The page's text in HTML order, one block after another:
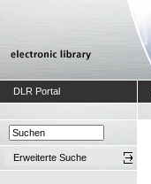
DLR Portal
Erweiterte Suche